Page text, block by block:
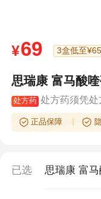
¥69 3盒低至
思瑞康 富马酸
处方药 处方药须凭处
正品保障
已选 思瑞康 富